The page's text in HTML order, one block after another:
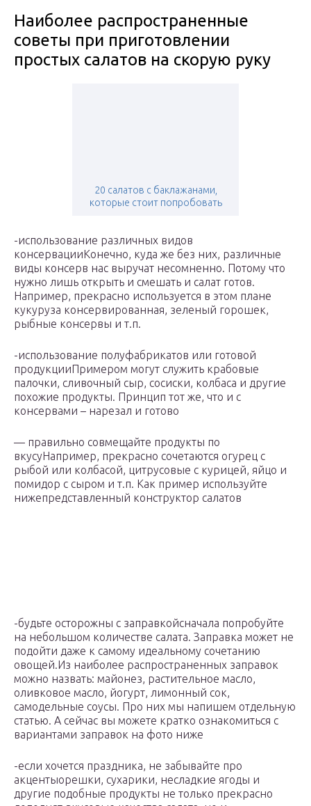
Наиболее распространенные
советы при приготовлении
простых салатов на скорую руку
20 салатов с баклажанами,
которые стоит попробовать
-использование различных видов
консервацииКонечно, куда же без них, различные
виды консерв нас выручат несомненно. Потому что
нужно лишь открыть и смешать и салат готов.
Например, прекрасно используется в этом плане
кукуруза консервированная, зеленый горошек,
рыбные консервы и т.п.
-использование полуфабрикатов или готовой
продукцииПримером могут служить крабовые
палочки, сливочный сыр, сосиски, колбаса и другие
похожие продукты. Принцип тот же, что и с
консервами – нарезал и готово
— правильно совмещайте продукты по
вкусуНапример, прекрасно сочетаются огурец с
рыбой или колбасой, цитрусовые с курицей, яйцо и
помидор с сыром и т.п. Как пример используйте
нижепредставленный конструктор салатов
-будьте осторожны с заправкойсначала попробуйте
на небольшом количестве салата. Заправка может не
подойти даже к самому идеальному сочетанию
овощей.Из наиболее распространенных заправок
можно назвать: майонез, растительное масло,
оливковое масло, йогурт, лимонный сок,
самодельные соусы. Про них мы напишем отдельную
статью. А сейчас вы можете кратко ознакомиться с
вариантами заправок на фото ниже
-если хочется праздника, не забывайте про
акцентыорешки, сухарики, несладкие ягоды и
другие подобные продукты не только прекрасно